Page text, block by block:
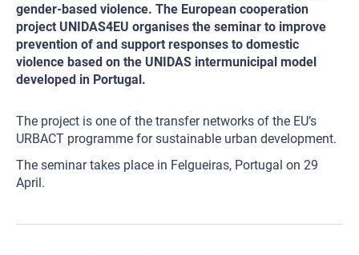
gender-based violence. The European cooperation
project UNIDAS4EU organises the seminar to improve
prevention of and support responses to domestic
violence based on the UNIDAS intermunicipal model
developed in Portugal.
The project is one of the transfer networks of the EU’s
URBACT programme for sustainable urban development.
The seminar takes place in Felgueiras, Portugal on 29
April.